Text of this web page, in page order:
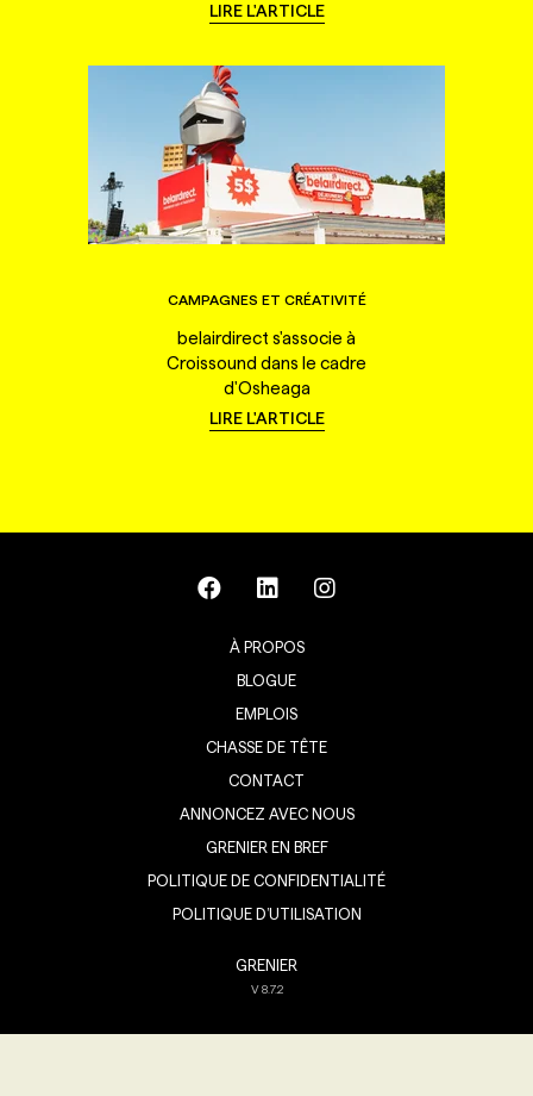
LIRE L'ARTICLE
CAMPAGNES ET CRÉATIVITÉ
belairdirect s'associe à
Croissound dans le cadre
d'Osheaga
LIRE L'ARTICLE
À PROPOS
BLOGUE
EMPLOIS
CHASSE DE TÊTE
CONTACT
ANNONCEZ AVEC NOUS
GRENIER EN BREF
POLITIQUE DE CONFIDENTIALITÉ
POLITIQUE D’UTILISATION
GRENIER
V8.7.2